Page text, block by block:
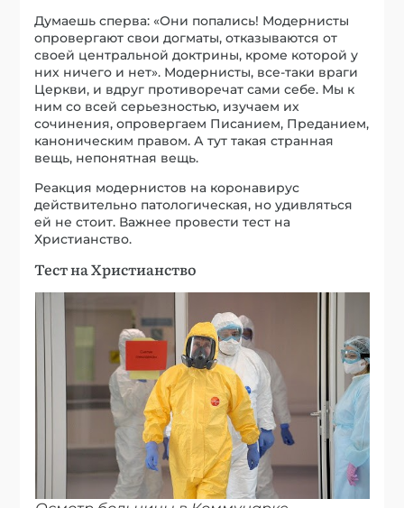
Думаешь сперва: «Они попались! Модернисты
опровергают свои догматы, отказываются от
своей центральной доктрины, кроме которой у
них ничего и нет». Модернисты, все-таки враги
Церкви, и вдруг противоречат сами себе. Мы к
ним со всей серьезностью, изучаем их
сочинения, опровергаем Писанием, Преданием,
каноническим правом. А тут такая странная
вещь, непонятная вещь.
Реакция модернистов на коронавирус
действительно патологическая, но удивляться
ей не стоит. Важнее провести тест на
Христианство.
Тест на Христианство